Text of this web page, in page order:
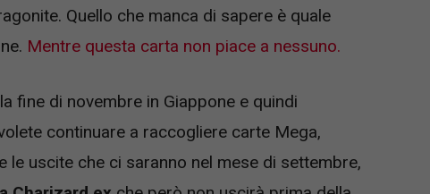
Quello che manca di sapere è quale
Mentre questa carta non piace a nessuno.
fine di novembre in Giappone e quindi
continuare a raccogliere carte Mega,
le uscite che ci saranno nel mese di settembre,